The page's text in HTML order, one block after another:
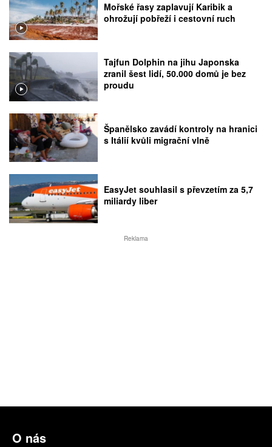
Mořské řasy zaplavují Karibik a
ohrožují pobřeží i cestovní ruch
Tajfun Dolphin na jihu Japonska
zranil šest lidí, 50.000 domů je bez
proudu
Španělsko zavádí kontroly na hranici
s Itálií kvůli migrační vlně
EasyJet souhlasil s převzetím za 5,7
miliardy liber
Reklama
O nás